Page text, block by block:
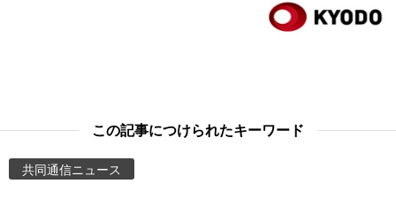
スポーツ・東京2020
Images
この記事につけられたキーワード
共同通信ニュース